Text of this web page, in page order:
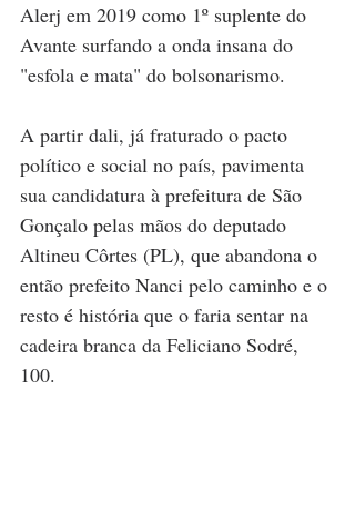
Alerj em 2019 como 1º suplente do
Avante surfando a onda insana do
"esfola e mata" do bolsonarismo.
A partir dali, já fraturado o pacto
político e social no país, pavimenta
sua candidatura à prefeitura de São
Gonçalo pelas mãos do deputado
Altineu Côrtes (PL), que abandona o
então prefeito Nanci pelo caminho e o
resto é história que o faria sentar na
cadeira branca da Feliciano Sodré,
100.